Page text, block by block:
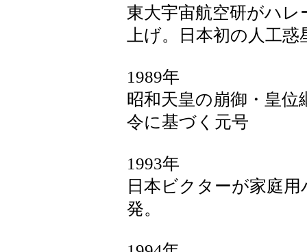
東大宇宙航空研がハ
上げ。日本初の人工惑
1989年
昭和天皇の崩御・皇
令に基づく元号
1993年
日本ビクターが家庭
発。